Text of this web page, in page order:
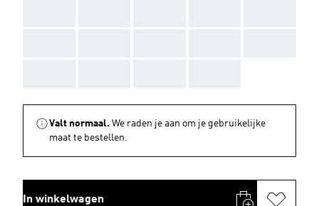
Valt normaal. We raden je aan om je gebruikelijke
maat te bestellen.
In winkelwagen